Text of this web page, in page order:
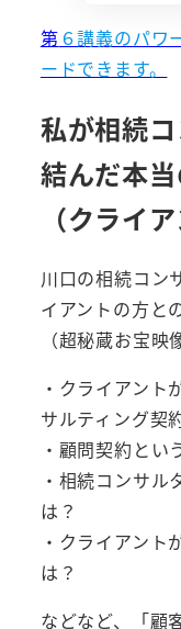
第６講義のパワ
ードできます。
私が相続
結んだ本
（クライ
川口の相続コン
イアントの方と
（超秘蔵お宝映
・クライアント
サルティング契
・顧問契約とい
・相続コンサル
は？
・クライアント
は？
などなど、「顧